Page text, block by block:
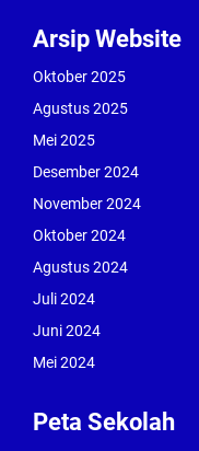
Arsip Website
Oktober 2025
Agustus 2025
Mei 2025
Desember 2024
November 2024
Oktober 2024
Agustus 2024
Juli 2024
Juni 2024
Mei 2024
Peta Sekolah